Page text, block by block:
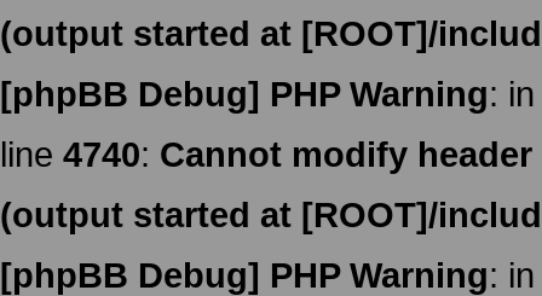
(output started at [ROOT]/
[phpBB Debug] PHP Warning:
line 4740: Cannot modify
(output started at [ROOT]/
[phpBB Debug] PHP Warning: